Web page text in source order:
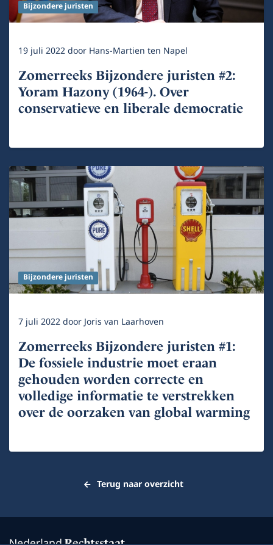
Bijzondere juristen
19 juli 2022door Hans-Martien ten Napel
Zomerreeks Bijzondere juristen #2:
Yoram Hazony (1964-). Over
conservatieve en liberale democratie
Bijzondere juristen
7 juli 2022door Joris van Laarhoven
Zomerreeks Bijzondere juristen #1:
De fossiele industrie moet eraan
gehouden worden correcte en
volledige informatie te verstrekken
over de oorzaken van global warming
Terug naar overzicht